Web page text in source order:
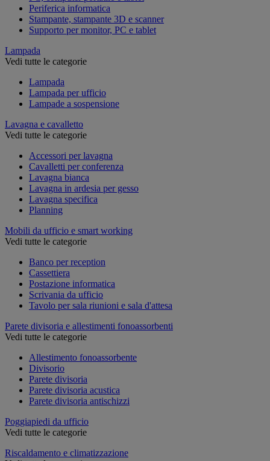
Periferica informatica
Stampante, stampante 3D e scanner
Supporto per monitor, PC e tablet
Lampada
Vedi tutte le categorie
Lampada
Lampada per ufficio
Lampade a sospensione
Lavagna e cavalletto
Vedi tutte le categorie
Accessori per lavagna
Cavalletti per conferenza
Lavagna bianca
Lavagna in ardesia per gesso
Lavagna specifica
Planning
Mobili da ufficio e smart working
Vedi tutte le categorie
Banco per reception
Cassettiera
Postazione informatica
Scrivania da ufficio
Tavolo per sala riunioni e sala d'attesa
Parete divisoria e allestimenti fonoassorbenti
Vedi tutte le categorie
Allestimento fonoassorbente
Divisorio
Parete divisoria
Parete divisoria acustica
Parete divisoria antischizzi
Poggiapiedi da ufficio
Vedi tutte le categorie
Riscaldamento e climatizzazione